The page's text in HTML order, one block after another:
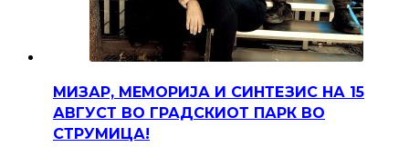
МИЗАР, МЕМОРИЈА И СИНТЕЗИС НА 15
АВГУСТ ВО ГРАДСКИОТ ПАРК ВО
СТРУМИЦА!